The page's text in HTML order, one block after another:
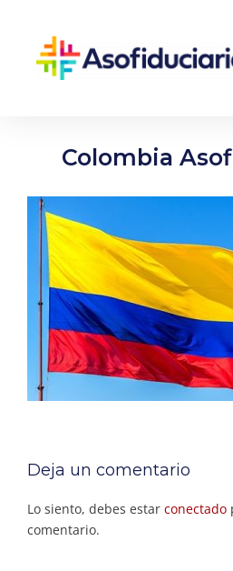
Colombia
Deja un comentario
Lo siento, debes estar conectado
comentario.